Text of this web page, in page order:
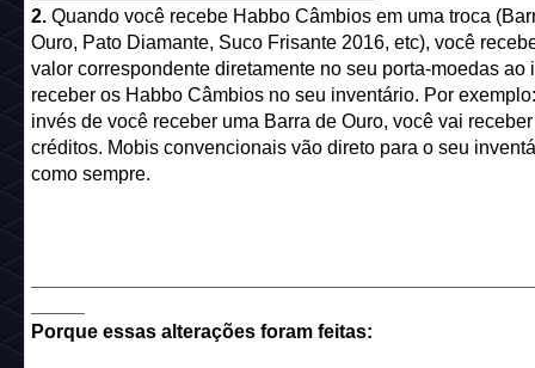
2. Quando você recebe Habbo Câmbios em uma troca
Ouro, Pato Diamante, Suco Frisante 2016, etc), você
valor correspondente diretamente no seu porta-moedas ao
receber os Habbo Câmbios no seu inventário. Por
invés de você receber uma Barra de Ouro, você vai
créditos. Mobis convencionais vão direto para o seu
como sempre.
Porque essas alterações foram feitas: